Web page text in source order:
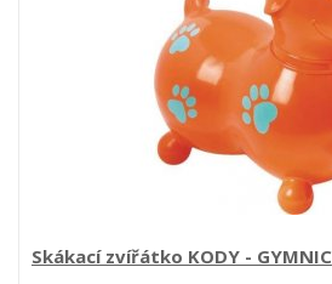
Skákací zvířátko KODY - GYMNIC